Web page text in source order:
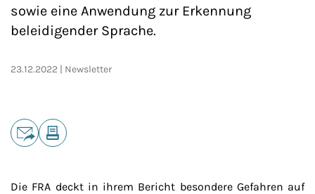
sowie eine Anwendung zur Erkennung
beleidigender Sprache.
23.12.2022 Newsletter
Teilen
Die FRA deckt in ihrem Bericht besondere Gefahren auf